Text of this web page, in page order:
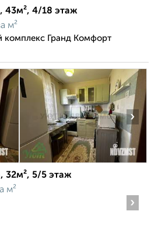
43м², 4/18 этаж
м²
Гранд Комфорт
›
32м², 5/5 этаж
м²
›